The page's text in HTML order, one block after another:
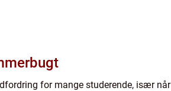
for mange studerende, især når